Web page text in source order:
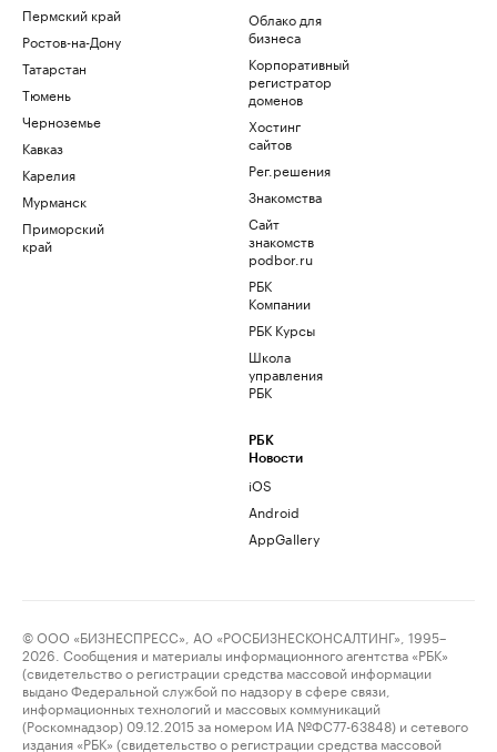
Пермский край
Ростов-на-Дону
Татарстан
Тюмень
Черноземье
Кавказ
Карелия
Мурманск
Приморский
край
Облако для
бизнеса
Корпоративный
регистратор
доменов
Хостинг
сайтов
Рег.решения
Знакомства
Сайт
знакомств
podbor.ru
РБК
Компании
РБК Курсы
Школа
управления
РБК
РБК
Новости
iOS
Android
AppGallery
© ООО «БИЗНЕСПРЕСС», АО «РОСБИЗНЕСКОНСАЛТИНГ», 1995–
2026. Сообщения и материалы информационного агентства «РБК»
(свидетельство о регистрации средства массовой информации
выдано Федеральной службой по надзору в сфере связи,
информационных технологий и массовых коммуникаций
(Роскомнадзор) 09.12.2015 за номером ИА №ФС77-63848) и сетевого
издания «РБК» (свидетельство о регистрации средства массовой